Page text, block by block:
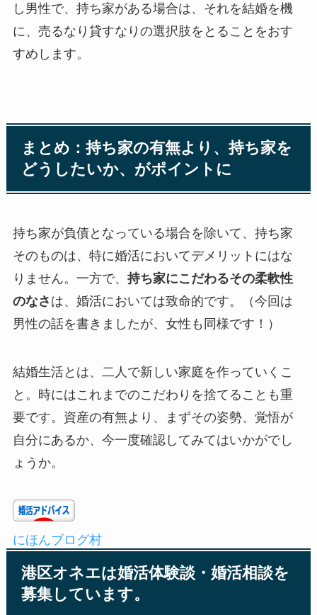
し男性で、持ち家がある場合は、それを結婚を機
に、売るなり貸すなりの選択肢をとることをおす
すめします。
まとめ：持ち家の有無より、持ち家を
どうしたいか、がポイントに
持ち家が負債となっている場合を除いて、持ち家
そのものは、特に婚活においてデメリットにはな
りません。一方で、 持ち家にこだわるその柔軟性
のなさ は、婚活においては致命的です。（今回は
男性の話を書きましたが、女性も同様です！）
結婚生活とは、二人で新しい家庭を作っていくこ
と。時にはこれまでのこだわりを捨てることも重
要です。資産の有無より、まずその姿勢、覚悟が
自分にあるか、今一度確認してみてはいかがでし
ょうか。
にほんブログ村
港区オネエは婚活体験談・婚活相談を
募集しています。